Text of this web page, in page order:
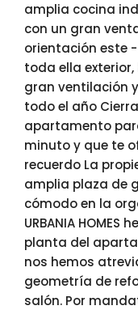
amplia cocina
con un gran
orientación este
toda ella
gran ventilación
todo el año
apartamento
minuto y que te
recuerdo La
amplia plaza de
cómodo en la
URBANIA
planta del
nos hemos
geometría de
salón. Por